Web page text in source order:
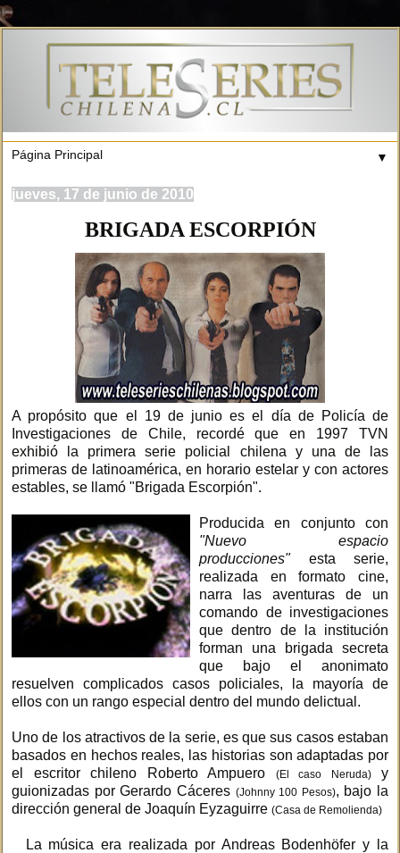
▼
jueves, 17 de junio de 2010
BRIGADA ESCORPIÓN
A propósito que el 19 de junio es el día de Policía de
Investigaciones de Chile, recordé que en 1997 TVN
exhibió la primera serie policial chilena y una de las
primeras de latinoamérica, en horario estelar y con actores
estables, se llamó "Brigada Escorpión".
Producida en conjunto con
"Nuevo espacio
producciones"esta serie,
realizada en formato cine,
narra las aventuras de un
comando de investigaciones
que dentro de la institución
forman una brigada secreta
que bajo el anonimato
resuelven complicados casos policiales, la mayoría de
ellos con un rango especial dentro del mundo delictual.
Uno de los atractivos de la serie, es que sus casos estaban
basados en hechos reales, las historias son adaptadas por
el escritor chileno Roberto Ampuero
(El caso Neruda)y
guionizadas por Gerardo Cáceres (Johnny 100 Pesos), bajo la
dirección general de Joaquín Eyzaguirre (Casa de Remolienda)
La música era realizada por Andreas Bodenhöfer y la